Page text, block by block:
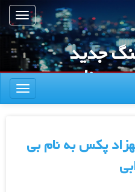
ناوبری
جدید
به نام
ناوبری
پکس به نام بی